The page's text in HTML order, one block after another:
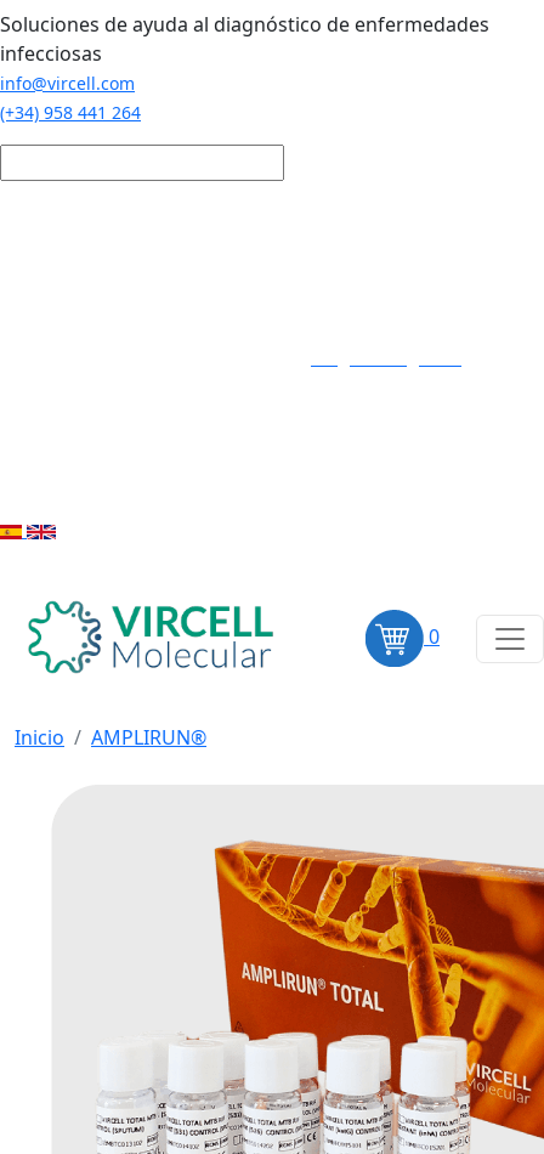
Pasar al contenido principal
Soluciones de ayuda al diagnóstico de enfermedades
infecciosas
info@vircell.com
(+34) 958 441 264
0
Inicio AMPLIRUN®